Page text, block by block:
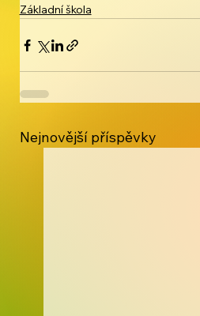
Základní škola
Nejnovější příspěvky